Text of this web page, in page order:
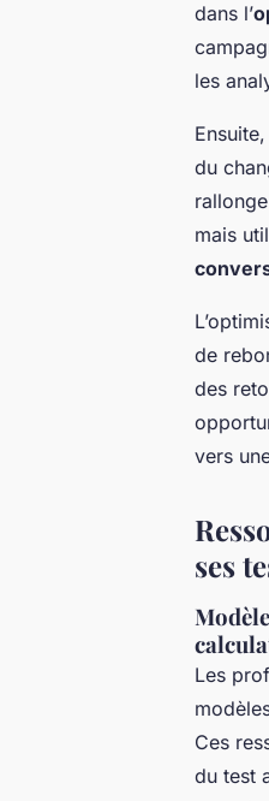
dans l’
les
du
mais
de
des
vers
ses
Les
Ces
du test